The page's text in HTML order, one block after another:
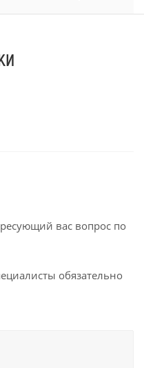
вас вопрос по
обязательно